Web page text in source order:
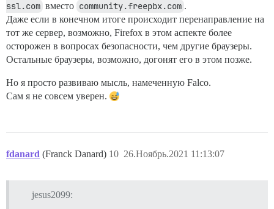
ssl.com вместо community.freepbx.com .
Даже если в конечном итоге происходит перенаправление на
тот же сервер, возможно, Firefox в этом аспекте более
осторожен в вопросах безопасности, чем другие браузеры.
Остальные браузеры, возможно, догонят его в этом позже.
Но я просто развиваю мысль, намеченную Falco.
Сам я не совсем уверен.
fdanard (Franck Danard) 26.Ноябрь.2021 11:13:07
10
jesus2099: